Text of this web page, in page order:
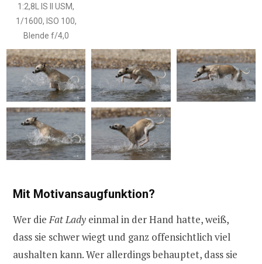
1:2,8L IS II USM,
1/1600, ISO 100,
Blende f/4,0
Mit Motivansaugfunktion?
Wer dieFat Lady einmal in der Hand hatte, weiß,
dass sie schwer wiegt und ganz offensichtlich viel
aushalten kann. Wer allerdings behauptet, dass sie